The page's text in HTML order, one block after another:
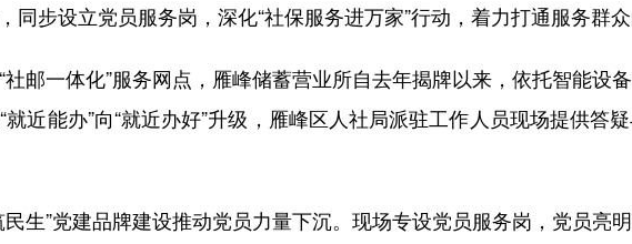
同步设立党员服务岗，深化“社保服务进万家”行动，着力打通服务群众
一体化”服务网点，雁峰储蓄营业所自去年揭牌以来，依托智能设
近能办”向“就近办好”升级，雁峰区人社局派驻工作人员现场提供答
”党建品牌建设推动党员力量下沉。现场专设党员服务岗，党员亮